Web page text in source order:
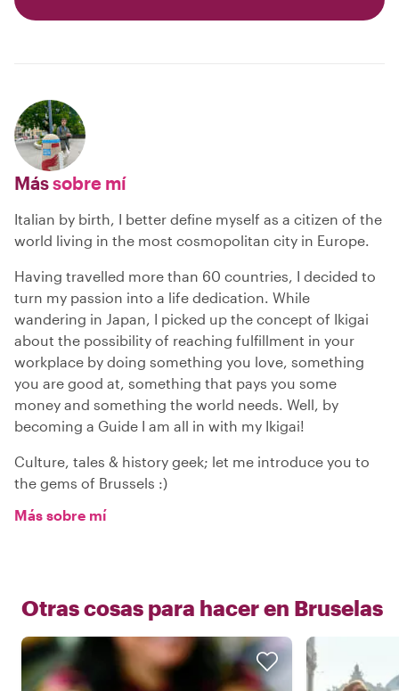
Mássobre mí
Italian by birth, I better define myself as a citizen of the
world living in the most cosmopolitan city in Europe.
Having travelled more than 60 countries, I decided to
turn my passion into a life dedication. While
wandering in Japan, I picked up the concept of Ikigai
about the possibility of reaching fulfillment in your
workplace by doing something you love, something
you are good at, something that pays you some
money and something the world needs. Well, by
becoming a Guide I am all in with my Ikigai!
Culture, tales & history geek; let me introduce you to
the gems of Brussels :)
Más sobre mí
Otras cosas para hacer en Bruselas